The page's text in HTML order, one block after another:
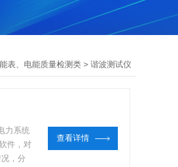
表、电能质量检测类 > 谐波测试仪
力系统
件，对
，分
查看详情